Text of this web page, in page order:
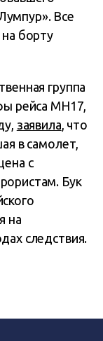
Все
борту
группа
рейса MH17,
заявила, что
в самолет,
с
Бук
на
следствия.